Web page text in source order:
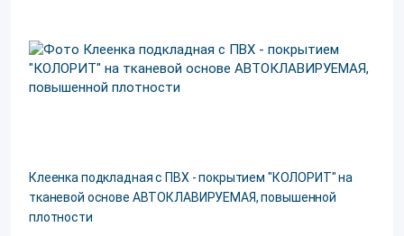
Клеенка подкладная с ПВХ - покрытием "КОЛОРИТ" на
тканевой основе АВТОКЛАВИРУЕМАЯ, повышенной
плотности